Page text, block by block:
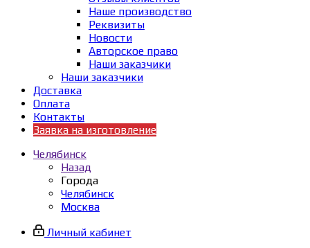
Наше производство
Реквизиты
Новости
Авторское право
Наши заказчики
Наши заказчики
Доставка
Оплата
Контакты
Заявка на изготовление
Челябинск
Назад
Города
Челябинск
Москва
Личный кабинет